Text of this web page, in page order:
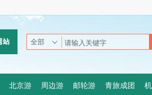
北京游 周边游 邮轮游 青旅成团